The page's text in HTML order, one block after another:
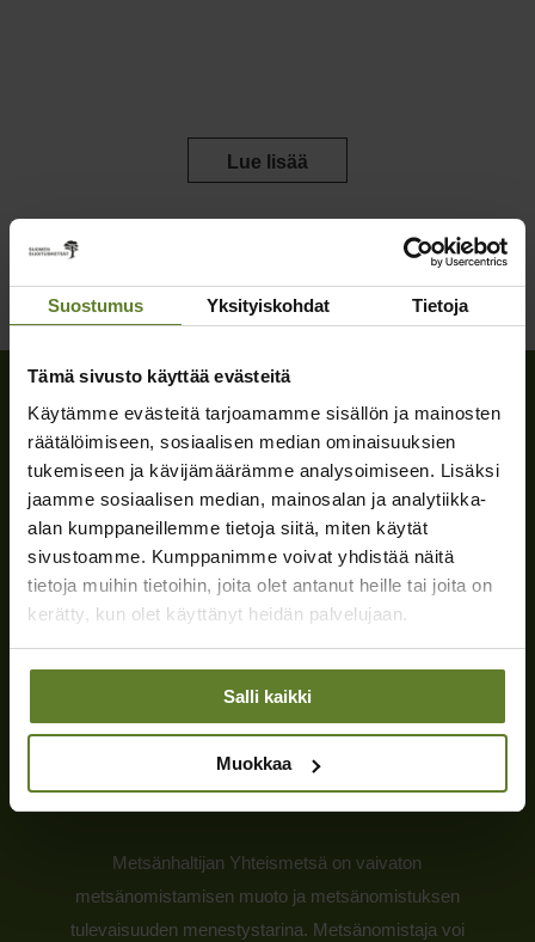
Suostumus Yksityiskohdat Tietoja
Tämä sivusto käyttää evästeitä
Käytämme evästeitä tarjoamamme sisällön ja mainosten
räätälöimiseen, sosiaalisen median ominaisuuksien
tukemiseen ja kävijämäärämme analysoimiseen. Lisäksi
jaamme sosiaalisen median, mainosalan ja analytiikka-
alan kumppaneillemme tietoja siitä, miten käytät
sivustoamme. Kumppanimme voivat yhdistää näitä
tietoja muihin tietoihin, joita olet antanut heille tai joita on
kerätty, kun olet käyttänyt heidän palvelujaan.
Salli kaikki
Muokkaa
Lue lisää
Liitä metsäsi yhteismetsään
Metsänhaltijan Yhteismetsä on vaivaton
metsänomistamisen muoto ja metsänomistuksen
tulevaisuuden menestystarina. Metsänomistaja voi